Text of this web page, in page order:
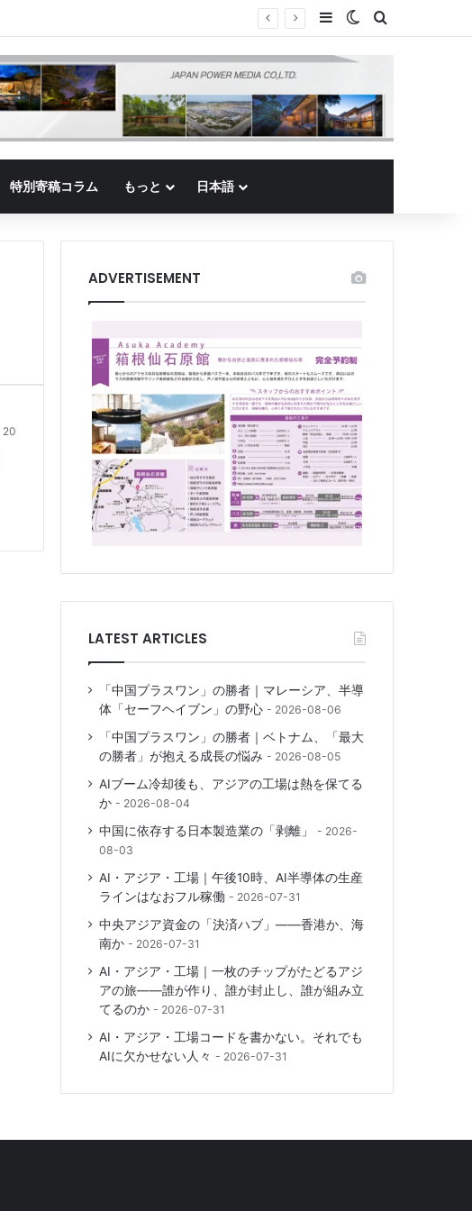
SidebarSwitch skin
Search for
特別寄稿コラム もっと 日本語
20
ADVERTISEMENT
LATEST ARTICLES
「中国プラスワン」の勝者｜マレーシア、半導
体「セーフヘイブン」の野心
2026-08-06
「中国プラスワン」の勝者｜ベトナム、「最大
の勝者」が抱える成長の悩み
2026-08-05
AIブーム冷却後も、アジアの工場は熱を保てる
か
2026-08-04
中国に依存する日本製造業の「剥離」
2026-
08-03
AI・アジア・工場｜午後10時、AI半導体の生産
ラインはなおフル稼働
2026-07-31
中央アジア資金の「決済ハブ」――香港か、海
南か
2026-07-31
AI・アジア・工場｜一枚のチップがたどるアジ
アの旅――誰が作り、誰が封止し、誰が組み立
てるのか
2026-07-31
AI・アジア・工場コードを書かない。それでも
AIに欠かせない人々
2026-07-31